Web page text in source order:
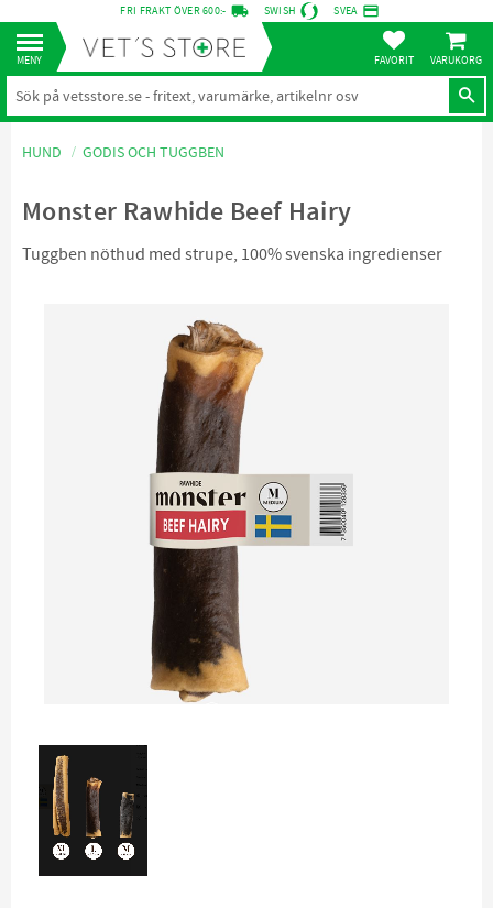
Meny
FRI FRAKT ÖVER 600:- local_shipping SWISH SVEA credit_card
FAVORITER
HUND GODIS OCH TUGGBEN
Monster Rawhide Beef Hairy
Tuggben nöthud med strupe, 100% svenska ingredienser